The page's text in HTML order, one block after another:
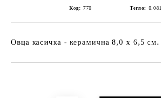
Код: 770 Тегло: 0.081
Овца касичка - керамична 8,0 х 6,5 см.